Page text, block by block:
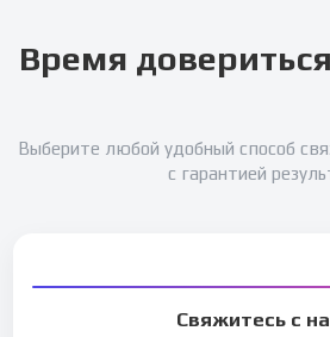
Время
Выберите любой удобный способ
с гарантией
Свяжитесь с